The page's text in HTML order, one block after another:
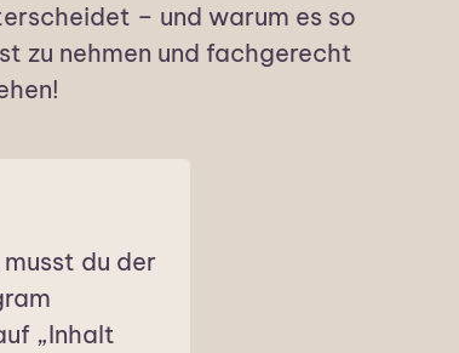
– und warum es so
zu nehmen und fachgerecht
du der
„Inhalt